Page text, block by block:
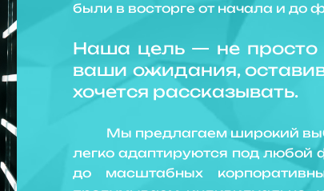
были в восторге от начала и до
Наша цель — не просто
ваши ожидания,
хочется рассказывать.
Мы предлагаем широкий
легко адаптируются под любой
до масштабных